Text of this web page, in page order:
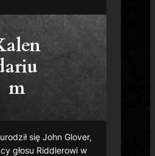
m
się John Glover,
głosu Riddlerowi w